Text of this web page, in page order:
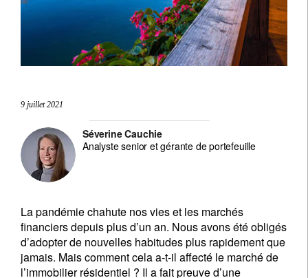
9 juillet 2021
Séverine Cauchie
Analyste senior et gérante de portefeuille
La pandémie chahute nos vies et les marchés
financiers depuis plus d’un an. Nous avons été obligés
d’adopter de nouvelles habitudes plus rapidement que
jamais. Mais comment cela a-t-il affecté le marché de
l’immobilier résidentiel ? Il a fait preuve d’une